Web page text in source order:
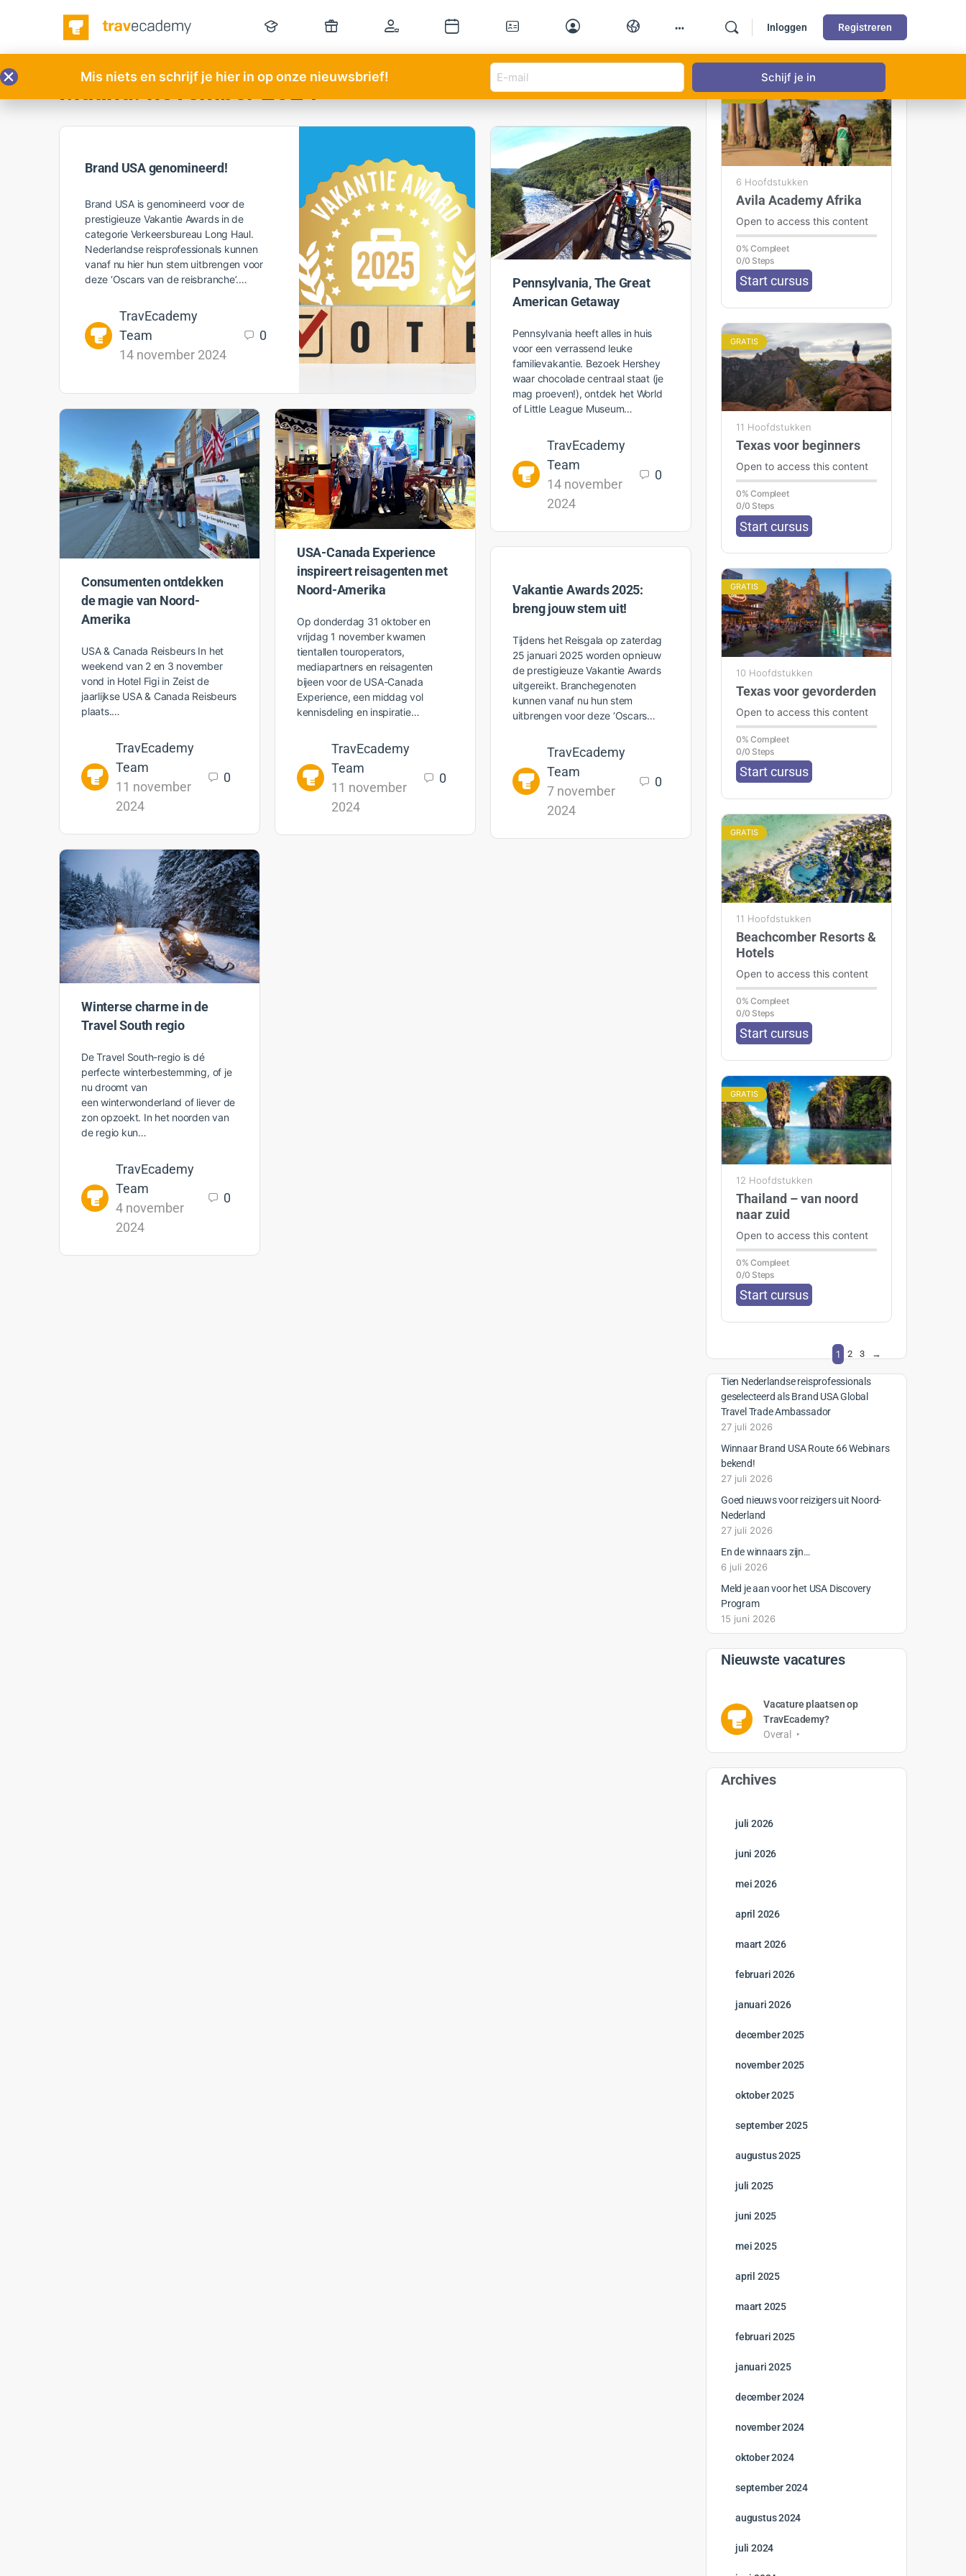
Inloggen Registreren
Maand:november 2024
Brand USA genomineerd!
Brand USA is genomineerd voor de
prestigieuze Vakantie Awards in de
categorie Verkeersbureau Long Haul.
Nederlandse reisprofessionals kunnen
vanaf nu hier hun stem uitbrengen voor
deze ‘Oscars van de reisbranche’.…
TravEcademy
Team
14 november 2024
0
Pennsylvania, The Great
American Getaway
Pennsylvania heeft alles in huis
voor een verrassend leuke
familievakantie. Bezoek Hershey
waar chocolade centraal staat (je
mag proeven!), ontdek het World
of Little League Museum…
TravEcademy
Team
14 november
2024
0
Consumenten ontdekken
de magie van Noord-
Amerika
USA & Canada Reisbeurs In het
weekend van 2 en 3 november
vond in Hotel Figi in Zeist de
jaarlijkse USA & Canada Reisbeurs
plaats.…
TravEcademy
Team
11 november
2024
0
USA-Canada Experience
inspireert reisagenten met
Noord-Amerika
Op donderdag 31 oktober en
vrijdag 1 november kwamen
tientallen touroperators,
mediapartners en reisagenten
bijeen voor de USA-Canada
Experience, een middag vol
kennisdeling en inspiratie…
TravEcademy
Team
11 november
2024
0
Vakantie Awards 2025:
breng jouw stem uit!
Tijdens het Reisgala op zaterdag
25 januari 2025 worden opnieuw
de prestigieuze Vakantie Awards
uitgereikt. Branchegenoten
kunnen vanaf nu hun stem
uitbrengen voor deze ‘Oscars…
TravEcademy
Team
7 november
2024
0
Winterse charme in de
Travel South regio
De Travel South-regio is dé
perfecte winterbestemming, of je
nu droomt van
een winterwonderland of liever de
zon opzoekt. In het noorden van
de regio kun…
TravEcademy
Team
4 november
2024
0
6 Hoofdstukken
Avila Academy Afrika
Open to access this content
0% Compleet
0/0 Steps
Start cursus
GRATIS
11 Hoofdstukken
Texas voor beginners
Open to access this content
0% Compleet
0/0 Steps
Start cursus
GRATIS
10 Hoofdstukken
Texas voor gevorderden
Open to access this content
0% Compleet
0/0 Steps
Start cursus
GRATIS
11 Hoofdstukken
Beachcomber Resorts &
Hotels
Open to access this content
0% Compleet
0/0 Steps
Start cursus
GRATIS
12 Hoofdstukken
Thailand – van noord
naar zuid
Open to access this content
0% Compleet
0/0 Steps
Start cursus
1 2 3 →
Tien Nederlandse reisprofessionals
geselecteerd als Brand USA Global
Travel Trade Ambassador
27 juli 2026
Winnaar Brand USA Route 66 Webinars
bekend!
27 juli 2026
Goed nieuws voor reizigers uit Noord-
Nederland
27 juli 2026
En de winnaars zijn…
6 juli 2026
Meld je aan voor het USA Discovery
Program
15 juni 2026
Nieuwste vacatures
Vacature plaatsen op
TravEcademy?
Overal
Archives
juli 2026
juni 2026
mei 2026
april 2026
maart 2026
februari 2026
januari 2026
december 2025
november 2025
oktober 2025
september 2025
augustus 2025
juli 2025
juni 2025
mei 2025
april 2025
maart 2025
februari 2025
januari 2025
december 2024
november 2024
oktober 2024
september 2024
augustus 2024
juli 2024
Mis niets en schrijf je hier in op onze nieuwsbrief!
E-
mail